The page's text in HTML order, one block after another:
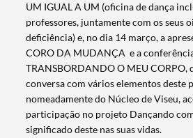
UM IGUAL A UM (oficina de dança
professores, juntamente com os seus
deficiência) e, no dia 14 março, a
CORO DA MUDANÇA e a
TRANSBORDANDO O MEU CORPO,
conversa com vários elementos deste
nomeadamente do Núcleo de Viseu,
participação no projeto Dançando
significado deste nas suas vidas.